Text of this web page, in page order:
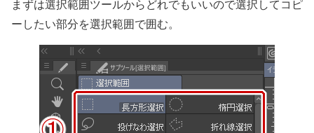
まずは選択範囲ツールからどれでもいいので選択してコピ
ーしたい部分を選択範囲で囲む。